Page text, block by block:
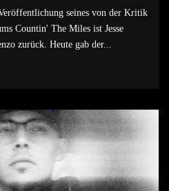
seines von der Kritik
Countin' The Miles ist Jesse
zurück. Heute gab der...